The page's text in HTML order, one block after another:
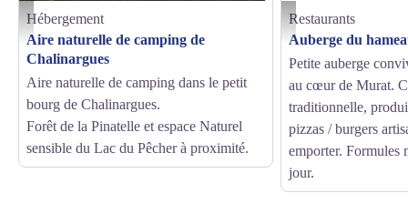
aire chali
Hébergement
Aire naturelle de camping de
Chalinargues
Aire naturelle de camping dans le petit
bourg de Chalinargues.
Forêt de la Pinatelle et espace Naturel
sensible du Lac du Pêcher à proximité.
Auberge du hameau -
Restaurants
Auberge du
Petite auberge
au cœur de Murat.
traditionnelle,
pizzas / burgers
emporter. Formules
jour.